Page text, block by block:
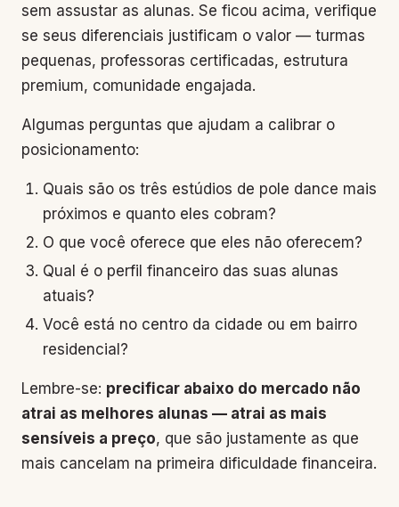
sem assustar as alunas. Se ficou acima, verifique
se seus diferenciais justificam o valor — turmas
pequenas, professoras certificadas, estrutura
premium, comunidade engajada.
Algumas perguntas que ajudam a calibrar o
posicionamento:
Quais são os três estúdios de pole dance mais
próximos e quanto eles cobram?
O que você oferece que eles não oferecem?
Qual é o perfil financeiro das suas alunas
atuais?
Você está no centro da cidade ou em bairro
residencial?
Lembre-se: precificar abaixo do mercado não
atrai as melhores alunas — atrai as mais
sensíveis a preço, que são justamente as que
mais cancelam na primeira dificuldade financeira.